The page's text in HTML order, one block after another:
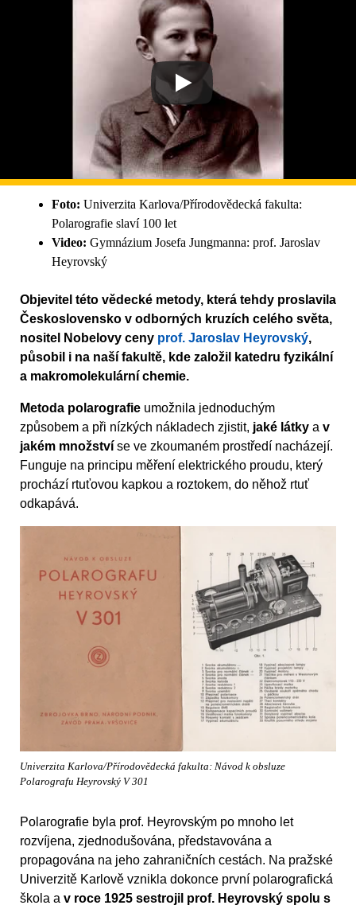
Foto: Univerzita Karlova/Přírodovědecká fakulta:
Polarografie slaví 100 let
Video: Gymnázium Josefa Jungmanna: prof. Jaroslav
Heyrovský
Objevitel této vědecké metody, která tehdy proslavila
Československo v odborných kruzích celého světa,
nositel Nobelovy ceny prof. Jaroslav Heyrovský,
působil i na naší fakultě, kde založil katedru fyzikální
a makromolekulární chemie.
Metoda polarografie umožnila jednoduchým
způsobem a při nízkých nákladech zjistit, jaké látky a v
jakém množství se ve zkoumaném prostředí nacházejí.
Funguje na principu měření elektrického proudu, který
prochází rtuťovou kapkou a roztokem, do něhož rtuť
odkapává.
Univerzita Karlova/Přírodovědecká fakulta: Návod k obsluze
Polarografu Heyrovský V 301
Polarografie byla prof. Heyrovským po mnoho let
rozvíjena, zjednodušována, představována a
propagována na jeho zahraničních cestách. Na pražské
Univerzitě Karlově vznikla dokonce první polarografická
škola a v roce 1925 sestrojil prof. Heyrovský spolu s